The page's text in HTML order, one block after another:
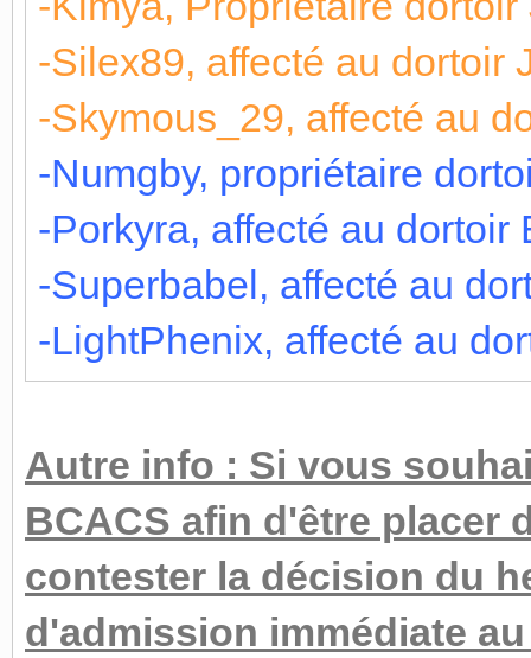
-Silex89, affecté au dortoir
-Skymous_29, affecté au
-Numgby, propriétaire
-Porkyra, affecté au dortoir
-Superbabel, affecté au
-LightPhenix, affecté au
Autre info : Si vous
BCACS afin d'être placer
contester la décision du
d'admission immédiate